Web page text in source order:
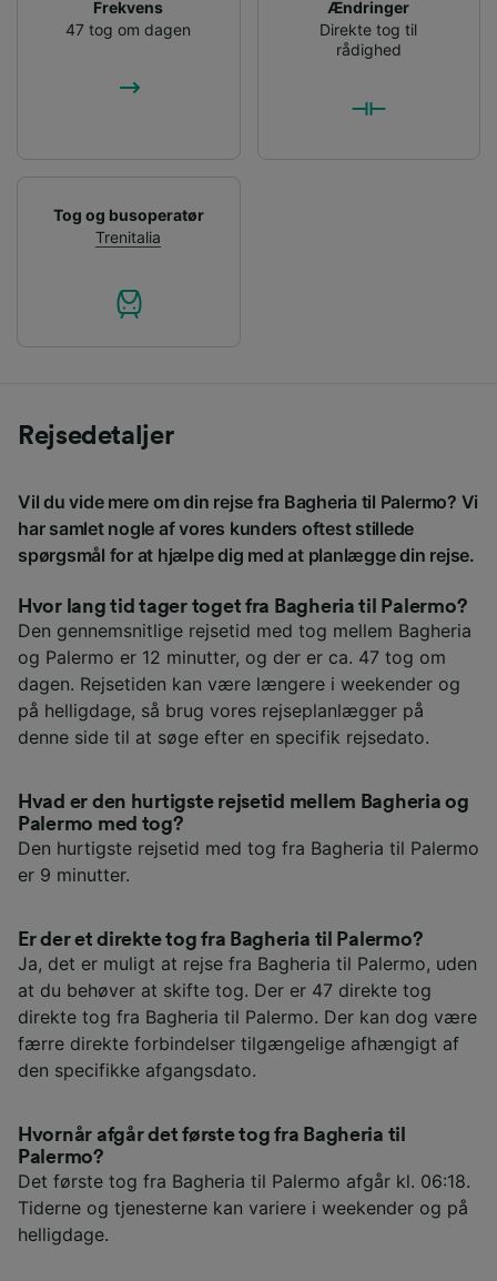
Frekvens
47 tog om dagen
Ændringer
Direkte tog til
rådighed
Tog og busoperatør
Trenitalia
Rejsedetaljer
Vil du vide mere om din rejse fra Bagheria til Palermo? Vi
har samlet nogle af vores kunders oftest stillede
spørgsmål for at hjælpe dig med at planlægge din rejse.
Hvor lang tid tager toget fra Bagheria til Palermo?
Den gennemsnitlige rejsetid med tog mellem Bagheria
og Palermo er 12 minutter, og der er ca. 47 tog om
dagen. Rejsetiden kan være længere i weekender og
på helligdage, så brug vores rejseplanlægger på
denne side til at søge efter en specifik rejsedato.
Hvad er den hurtigste rejsetid mellem Bagheria og
Palermo med tog?
Den hurtigste rejsetid med tog fra Bagheria til Palermo
er 9 minutter.
Er der et direkte tog fra Bagheria til Palermo?
Ja, det er muligt at rejse fra Bagheria til Palermo, uden
at du behøver at skifte tog. Der er 47 direkte tog
direkte tog fra Bagheria til Palermo. Der kan dog være
færre direkte forbindelser tilgængelige afhængigt af
den specifikke afgangsdato.
Hvornår afgår det første tog fra Bagheria til
Palermo?
Det første tog fra Bagheria til Palermo afgår kl. 06:18.
Tiderne og tjenesterne kan variere i weekender og på
helligdage.